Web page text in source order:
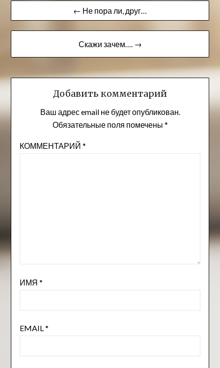
Навигация
по
← Не пора ли, друг…
Скажи зачем…. →
Добавить комментарий
Ваш адрес email не будет опубликован.
Обязательные поля помечены *
КОММЕНТАРИЙ *
ИМЯ *
EMAIL *